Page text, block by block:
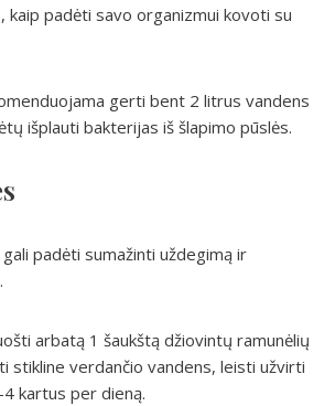
kaip padėti savo organizmui kovoti su
gerti bent 2 litrus vandens
išplauti bakterijas iš šlapimo pūslės.
gali padėti sumažinti uždegimą ir
arbatą 1 šaukštą džiovintų ramunėlių
stikline verdančio vandens, leisti užvirti
kartus per dieną.